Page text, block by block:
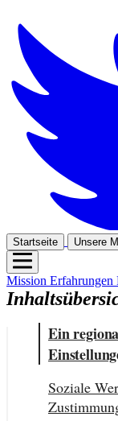
Startseite Unsere
Mission Erfahrungen
Ein
Soziale